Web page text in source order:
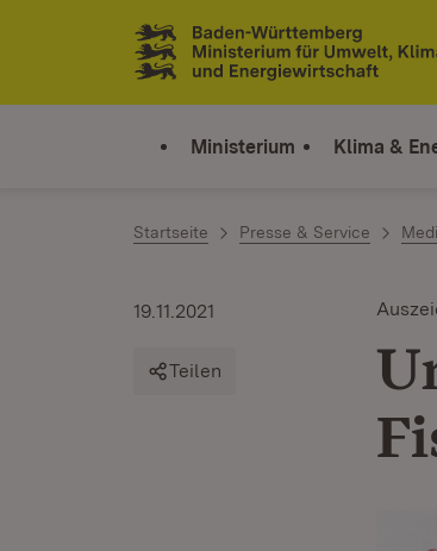
Zum Inhalt springen
Link zur Startseite
Ministerium Klima &
Startseite Presse & Service
19.11.2021
Teilen